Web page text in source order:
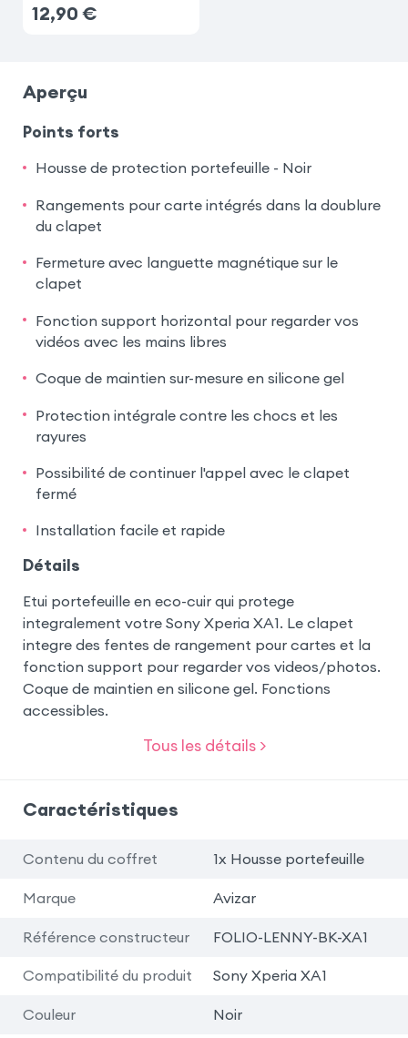
12,90 €
Aperçu
Points forts
Housse de protection portefeuille - Noir
Rangements pour carte intégrés dans la doublure
du clapet
Fermeture avec languette magnétique sur le
clapet
Fonction support horizontal pour regarder vos
vidéos avec les mains libres
Coque de maintien sur-mesure en silicone gel
Protection intégrale contre les chocs et les
rayures
Possibilité de continuer l'appel avec le clapet
fermé
Installation facile et rapide
Détails
Etui portefeuille en eco-cuir qui protege
integralement votre Sony Xperia XA1. Le clapet
integre des fentes de rangement pour cartes et la
fonction support pour regarder vos videos/photos.
Coque de maintien en silicone gel. Fonctions
accessibles.
Tous les détails >
Caractéristiques
Contenu du coffret 1x Housse portefeuille
Marque Avizar
Référence constructeur FOLIO-LENNY-BK-XA1
Compatibilité du produit Sony Xperia XA1
Couleur Noir